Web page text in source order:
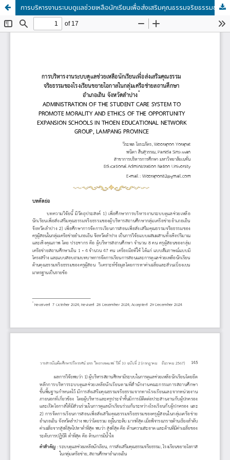
การบริหารงานระบบดูแลช่วยเหลือนักเรียนเพื่อส่งเสริมคุณธรรมจริยธรรมของโรงเรียนขยายโอกาสในกลุ่มเครือข่ายสถานศึกษาอำเภอเถิน จังหวัดลำปาง